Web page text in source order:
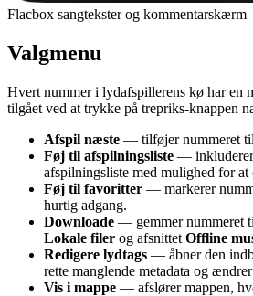
Flacbox sangtekster og kommentarskærm
Valgmenu
Hvert nummer i lydafspillerens kø har en
tilgået ved at trykke på trepriks-knappen
Afspil næste — tilføjer nummeret
Føj til afspilningsliste — inkluderer
afspilningsliste med mulighed for at
Føj til favoritter — markerer
hurtig adgang.
Downloade — gemmer nummeret
Lokale filer og afsnittet Offline
Redigere lydtags — åbner den
rette manglende metadata og
Vis i mappe — afslører mappen,